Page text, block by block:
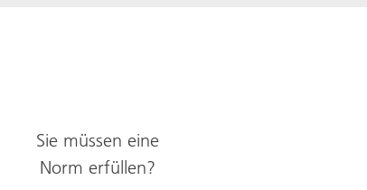
Sie müssen eine
Norm erfüllen?